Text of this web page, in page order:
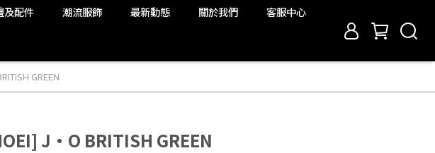
及配件 潮流服飾 最新動態 關於我們 客服中心
GREEN
J・O BRITISH GREEN